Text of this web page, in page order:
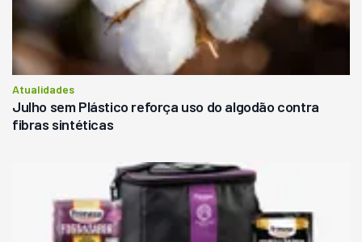
Atualidades
Julho sem Plástico reforça uso do algodão contra
fibras sintéticas